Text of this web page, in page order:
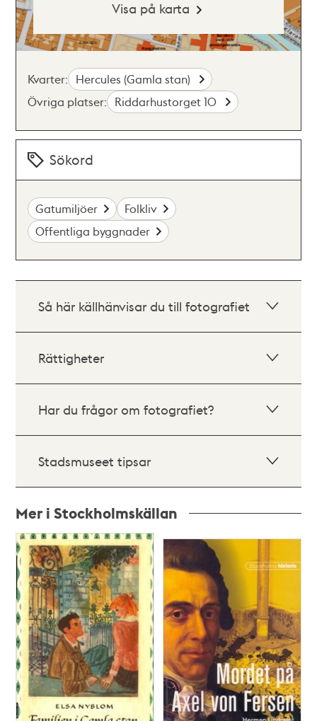
Visa på karta
Kvarter: Hercules (Gamla stan)
Övriga platser: Riddarhustorget 10
Sökord
Gatumiljöer
Folkliv
Offentliga byggnader
Så här källhänvisar du till fotografiet
Rättigheter
Har du frågor om fotografiet?
Stadsmuseet tipsar
Mer i Stockholmskällan
Relaterade
poster
och
teman